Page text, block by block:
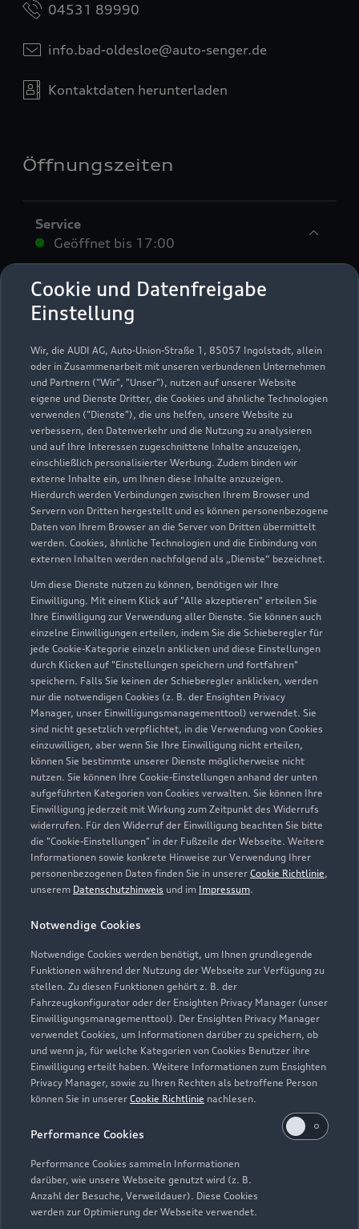
Cookie und Datenfreigabe
Einstellung
Wir, die AUDI AG, Auto-Union-Straße 1, 85057 Ingolstadt, allein
oder in Zusammenarbeit mit unseren verbundenen Unternehmen
und Partnern ("Wir", "Unser"), nutzen auf unserer Website
eigene und Dienste Dritter, die Cookies und ähnliche Technologien
verwenden ("Dienste"), die uns helfen, unsere Website zu
verbessern, den Datenverkehr und die Nutzung zu analysieren
und auf Ihre Interessen zugeschnittene Inhalte anzuzeigen,
einschließlich personalisierter Werbung. Zudem binden wir
externe Inhalte ein, um Ihnen diese Inhalte anzuzeigen.
Hierdurch werden Verbindungen zwischen Ihrem Browser und
Servern von Dritten hergestellt und es können personenbezogene
Daten von Ihrem Browser an die Server von Dritten übermittelt
werden. Cookies, ähnliche Technologien und die Einbindung von
externen Inhalten werden nachfolgend als „Dienste“ bezeichnet.
Um diese Dienste nutzen zu können, benötigen wir Ihre
Einwilligung. Mit einem Klick auf "Alle akzeptieren" erteilen Sie
Ihre Einwilligung zur Verwendung aller Dienste. Sie können auch
einzelne Einwilligungen erteilen, indem Sie die Schieberegler für
jede Cookie-Kategorie einzeln anklicken und diese Einstellungen
durch Klicken auf "Einstellungen speichern und fortfahren"
speichern. Falls Sie keinen der Schieberegler anklicken, werden
nur die notwendigen Cookies (z. B. der Ensighten Privacy
Manager, unser Einwilligungsmanagementtool) verwendet. Sie
sind nicht gesetzlich verpflichtet, in die Verwendung von Cookies
einzuwilligen, aber wenn Sie Ihre Einwilligung nicht erteilen,
können Sie bestimmte unserer Dienste möglicherweise nicht
nutzen. Sie können Ihre Cookie-Einstellungen anhand der unten
aufgeführten Kategorien von Cookies verwalten. Sie können Ihre
Einwilligung jederzeit mit Wirkung zum Zeitpunkt des Widerrufs
widerrufen. Für den Widerruf der Einwilligung beachten Sie bitte
die "Cookie-Einstellungen" in der Fußzeile der Webseite. Weitere
Informationen sowie konkrete Hinweise zur Verwendung Ihrer
personenbezogenen Daten finden Sie in unserer Cookie Richtlinie,
unserem Datenschutzhinweis und im Impressum.
Notwendige Cookies
Notwendige Cookies werden benötigt, um Ihnen grundlegende
Funktionen während der Nutzung der Webseite zur Verfügung zu
stellen. Zu diesen Funktionen gehört z. B. der
Fahrzeugkonfigurator oder der Ensighten Privacy Manager (unser
Einwilligungsmanagementtool). Der Ensighten Privacy Manager
verwendet Cookies, um Informationen darüber zu speichern, ob
und wenn ja, für welche Kategorien von Cookies Benutzer ihre
Einwilligung erteilt haben. Weitere Informationen zum Ensighten
Privacy Manager, sowie zu Ihren Rechten als betroffene Person
können Sie in unserer Cookie Richtlinie nachlesen.
Performance Cookies
Performance Cookies sammeln Informationen
darüber, wie unsere Webseite genutzt wird (z. B.
Anzahl der Besuche, Verweildauer). Diese Cookies
werden zur Optimierung der Webseite verwendet.
04531 89990
info.bad-oldesloe@auto-senger.de
Kontaktdaten herunterladen
Öffnungszeiten
Service
Geöffnet bis 17:00
Montag - Freitag 07:30 - 17:00
Sonntag
Bitte beachten Sie, dass außerhalb der gesetzlichen
Öffnungszeiten keine Beratung, kein Verkauf und keine
Probefahrt erfolgen kann.
Zur Reparatur
Zur Inspektion
Zurück nach oben
Modelle
Elektromodelle
Plug-in-Hybride
Neuwagensuche
Gebrauchtwagensuche
Service & Zubehör
Saisonale Angebote
Support